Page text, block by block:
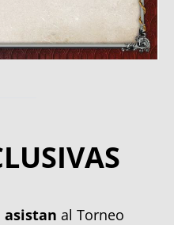
asistan al Torneo